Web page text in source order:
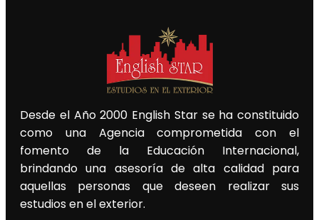
Desde el Año 2000 English Star se ha constituido
como una Agencia comprometida con el
fomento de la Educación Internacional,
brindando una asesoría de alta calidad para
aquellas personas que deseen realizar sus
estudios en el exterior.